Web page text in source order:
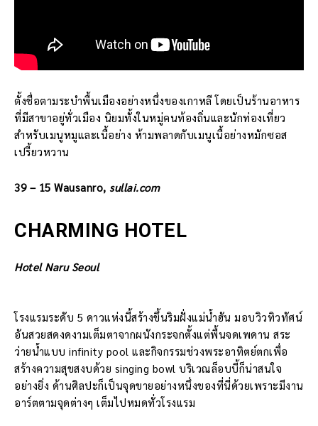
ตั้งชื่อตามระบำพื้นเมืองอย่างหนึ่งของเกาหลี โดยเป็นร้านอาหาร
ที่มีสาขาอยู่ทั่วเมือง นิยมทั้งในหมู่คนท้องถิ่นและนักท่องเที่ยว
สำหรับเมนูหมูและเนื้อย่าง ห้ามพลาดกับเมนูเนื้อย่างหมักซอส
เปรี้ยวหวาน
39 – 15 Wausanro, sullai.com
CHARMING HOTEL
Hotel Naru Seoul
โรงแรมระดับ 5 ดาวแห่งนี้สร้างขึ้นริมฝั่งแม่น้ำฮัน มอบวิวทิวทัศน์
อันสวยสดงดงามเต็มตาจากผนังกระจกตั้งแต่พื้นจดเพดาน สระ
ว่ายน้ำแบบ infinity pool และกิจกรรมช่วงพระอาทิตย์ตกเพื่อ
สร้างความสุขสงบด้วย singing bowl บริเวณล็อบบี้ก็น่าสนใจ
อย่างยิ่ง ด้านศิลปะก็เป็นจุดขายอย่างหนึ่งของที่นี่ด้วยเพราะมีงาน
อาร์ตตามจุดต่างๆ เต็มไปหมดทั่วโรงแรม